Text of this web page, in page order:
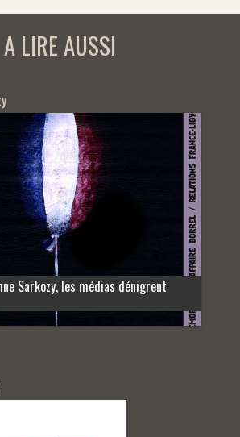
A LIRE AUSSI
Sarkozy, les médias dénigrent